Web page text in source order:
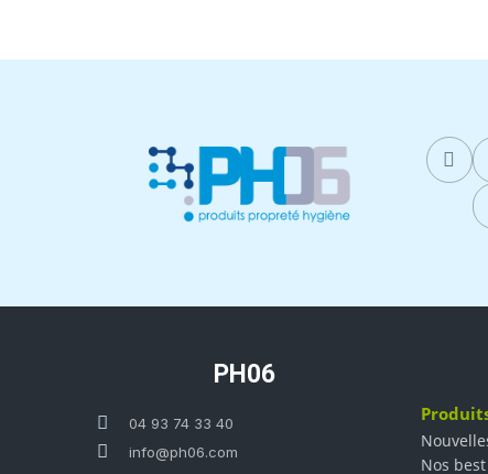
PH06
04 93 74 33 40
info@ph06.com
Nos